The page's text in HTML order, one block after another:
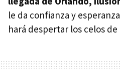
le da confianza y
hará despertar los celos de